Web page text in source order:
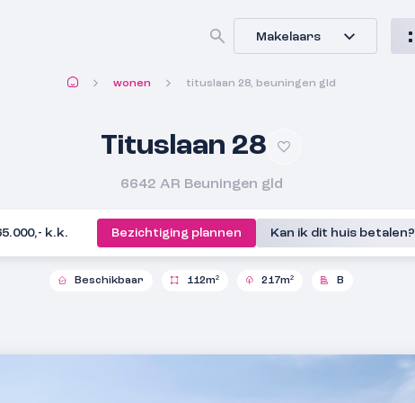
Makelaars
wonen tituslaan 28, beuningen gld
Tituslaan 28
6642 AR Beuningen gld
k.k. Bezichtiging plannen Kan ik dit huis betalen?
Beschikbaar 112m² 217m² B